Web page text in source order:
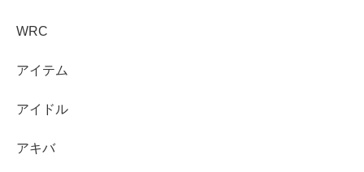
WRC
アイテム
アイドル
アキバ